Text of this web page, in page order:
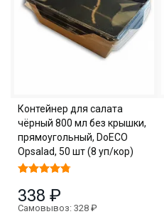
Контейнер для салата
чёрный 800 мл без крышки,
прямоугольный, DoECO
Opsalad, 50 шт (8 уп/кор)
338 ₽
Самовывоз: 328 ₽